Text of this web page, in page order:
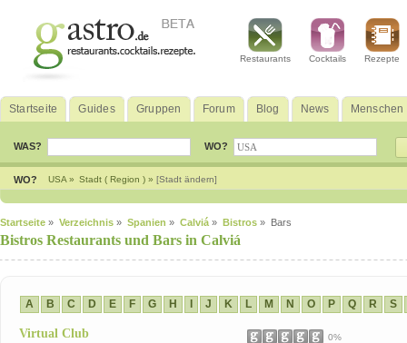
Restaurants Cocktails Rezepte
Startseite Guides Gruppen Forum Blog News Menschen
WAS? WO?
WO? USA » Stadt ( Region ) » [Stadt ändern]
Startseite » Verzeichnis » Spanien » Calviá » Bistros » Bars
Bistros Restaurants und Bars in Calviá
A B C D E F G H J K L M N O P Q R S
Virtual Club 0%